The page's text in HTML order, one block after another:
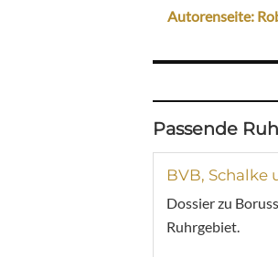
Autorenseite:
Passende
BVB, Schalke
Dossier zu
Ruhrgebiet.